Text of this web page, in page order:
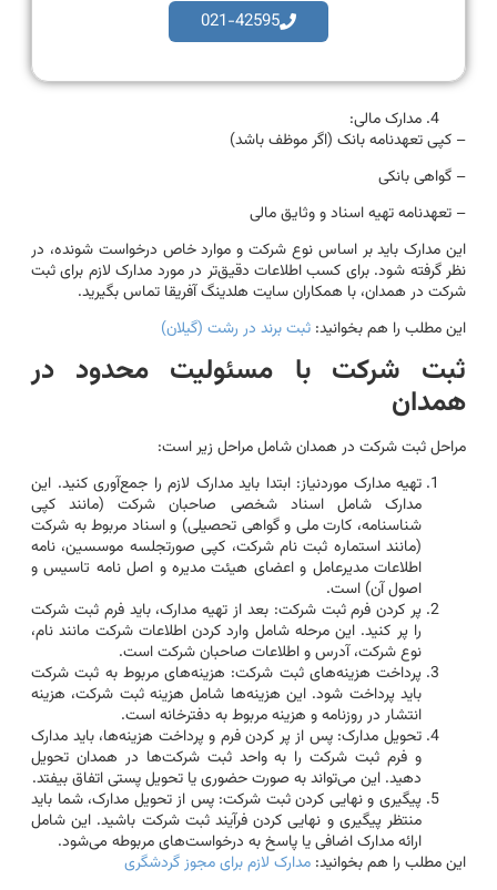
021-42595
مدارک مالی:
– کپی تعهدنامه بانک (اگر موظف باشد)
– گواهی بانکی
– تعهدنامه تهیه اسناد و وثایق مالی
این مدارک باید بر اساس نوع شرکت و موارد خاص درخواست شونده، در
نظر گرفته شود. برای کسب اطلاعات دقیق‌تر در مورد مدارک لازم برای ثبت
شرکت در همدان، با همکاران سایت هلدینگ آفریقا تماس بگیرید.
این مطلب را هم بخوانید: ثبت برند در رشت (گیلان)
ثبت شرکت با مسئولیت محدود در
همدان
مراحل ثبت شرکت در همدان شامل مراحل زیر است:
تهیه مدارک موردنیاز: ابتدا باید مدارک لازم را جمع‌آوری کنید. این
مدارک شامل اسناد شخصی صاحبان شرکت (مانند کپی
شناسنامه، کارت ملی و گواهی تحصیلی) و اسناد مربوط به شرکت
(مانند استماره ثبت نام شرکت، کپی صورتجلسه موسسین، نامه
اطلاعات مدیرعامل و اعضای هیئت مدیره و اصل نامه تاسیس و
اصول آن) است.
پر کردن فرم ثبت شرکت: بعد از تهیه مدارک، باید فرم ثبت شرکت
را پر کنید. این مرحله شامل وارد کردن اطلاعات شرکت مانند نام،
نوع شرکت، آدرس و اطلاعات صاحبان شرکت است.
پرداخت هزینه‌های ثبت شرکت: هزینه‌های مربوط به ثبت شرکت
باید پرداخت شود. این هزینه‌ها شامل هزینه ثبت شرکت، هزینه
انتشار در روزنامه و هزینه مربوط به دفترخانه است.
تحویل مدارک: پس از پر کردن فرم و پرداخت هزینه‌ها، باید مدارک
و فرم ثبت شرکت را به واحد ثبت شرکت‌ها در همدان تحویل
دهید. این می‌تواند به صورت حضوری یا تحویل پستی اتفاق بیفتد.
پیگیری و نهایی کردن ثبت شرکت: پس از تحویل مدارک، شما باید
منتظر پیگیری و نهایی کردن فرآیند ثبت شرکت باشید. این شامل
ارائه مدارک اضافی یا پاسخ به درخواست‌های مربوطه می‌شود.
این مطلب را هم بخوانید: مدارک لازم برای مجوز گردشگری